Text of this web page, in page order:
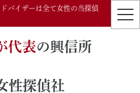
バイザーは全て女性の当探偵
代表の興信所
性探偵社